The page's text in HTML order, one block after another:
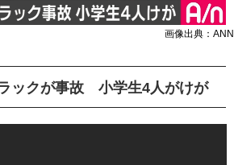
画像出典：ANN
ックが事故 小学生4人がけが